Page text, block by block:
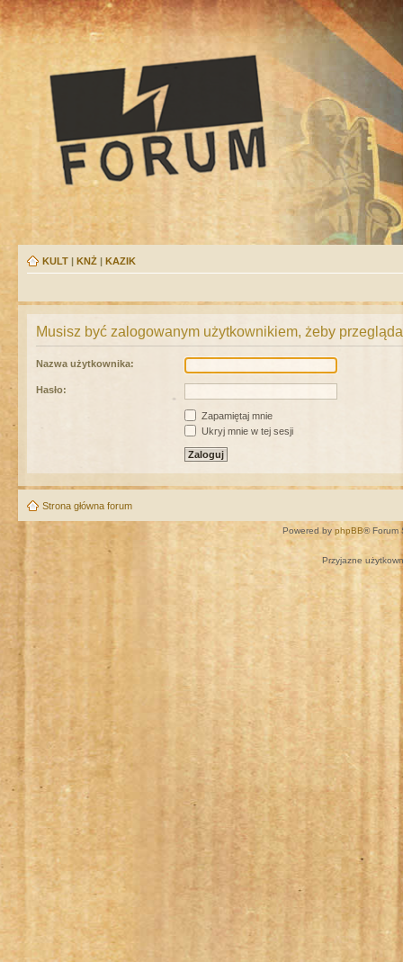
KULT | KNŻ | KAZIK
Musisz być zalogowanym użytkownikiem, żeby
Nazwa użytkownika:
Hasło:
Zapamiętaj mnie
Ukryj mnie w tej sesji
Strona główna forum
Powered by phpBB® Forum
Przyjazne